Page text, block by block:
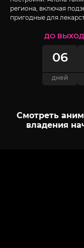
региона, включая
пригодные для
ДО
06
дней
Смотреть
владения